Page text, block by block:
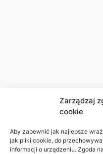
Zarządzaj
cookie
Aby zapewnić jak najlepsze
jak pliki cookie, do
informacji o urządzeniu. Zgoda